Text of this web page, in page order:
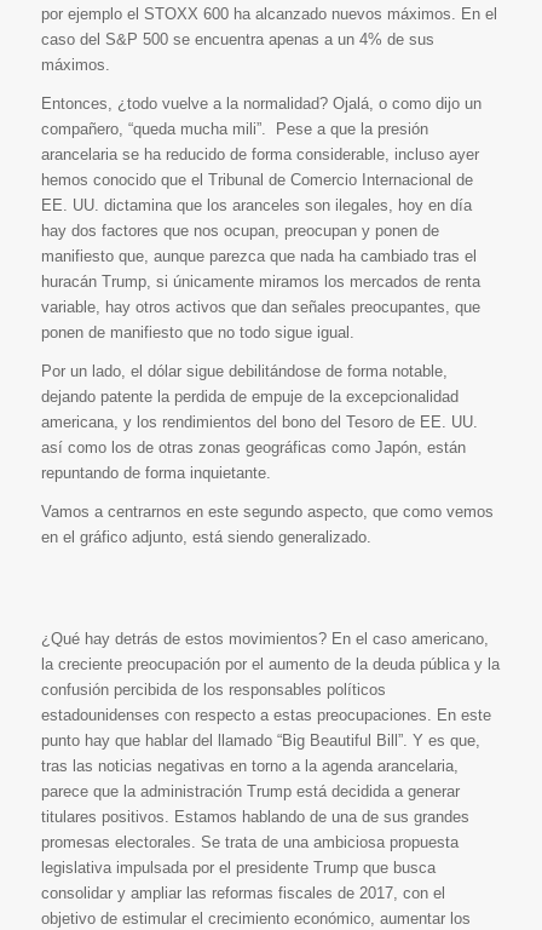
por ejemplo el STOXX 600 ha alcanzado nuevos máximos. En el
caso del S&P 500 se encuentra apenas a un 4% de sus
máximos.
Entonces, ¿todo vuelve a la normalidad? Ojalá, o como dijo un
compañero, “queda mucha mili”. Pese a que la presión
arancelaria se ha reducido de forma considerable, incluso ayer
hemos conocido que el Tribunal de Comercio Internacional de
EE. UU. dictamina que los aranceles son ilegales, hoy en día
hay dos factores que nos ocupan, preocupan y ponen de
manifiesto que, aunque parezca que nada ha cambiado tras el
huracán Trump, si únicamente miramos los mercados de renta
variable, hay otros activos que dan señales preocupantes, que
ponen de manifiesto que no todo sigue igual.
Por un lado, el dólar sigue debilitándose de forma notable,
dejando patente la perdida de empuje de la excepcionalidad
americana, y los rendimientos del bono del Tesoro de EE. UU.
así como los de otras zonas geográficas como Japón, están
repuntando de forma inquietante.
Vamos a centrarnos en este segundo aspecto, que como vemos
en el gráfico adjunto, está siendo generalizado.
¿Qué hay detrás de estos movimientos? En el caso americano,
la creciente preocupación por el aumento de la deuda pública y la
confusión percibida de los responsables políticos
estadounidenses con respecto a estas preocupaciones. En este
punto hay que hablar del llamado “Big Beautiful Bill”. Y es que,
tras las noticias negativas en torno a la agenda arancelaria,
parece que la administración Trump está decidida a generar
titulares positivos. Estamos hablando de una de sus grandes
promesas electorales. Se trata de una ambiciosa propuesta
legislativa impulsada por el presidente Trump que busca
consolidar y ampliar las reformas fiscales de 2017, con el
objetivo de estimular el crecimiento económico, aumentar los